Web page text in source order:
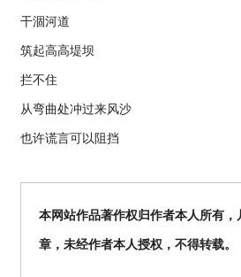
干涸河道
筑起高高堤坝
拦不住
从弯曲处冲过来风沙
也许谎言可以阻挡
本网站作品著作权归作者本人所有，
章，未经作者本人授权，不得转载。